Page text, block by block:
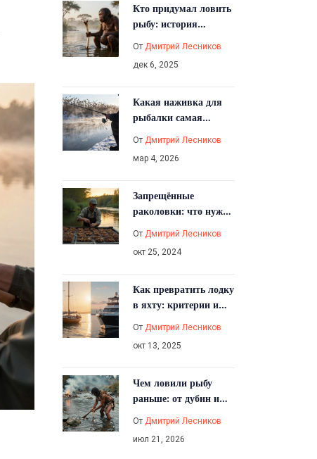
Кто придумал ловить
рыбу: история
орудия
От Дмитрий Лесников
дек 6, 2025
Какая наживка для
рыбалки самая
ответы от рыбаков с
Казанского
От Дмитрий Лесников
мар 4, 2026
Запрещённые
раколовки: что нужно
От Дмитрий Лесников
окт 25, 2024
Как превратить лодку
в яхту: критерии и
От Дмитрий Лесников
окт 13, 2025
Чем ловили рыбу
раньше: от дубин и
крючков - история
рыболовства
От Дмитрий Лесников
июл 21, 2026